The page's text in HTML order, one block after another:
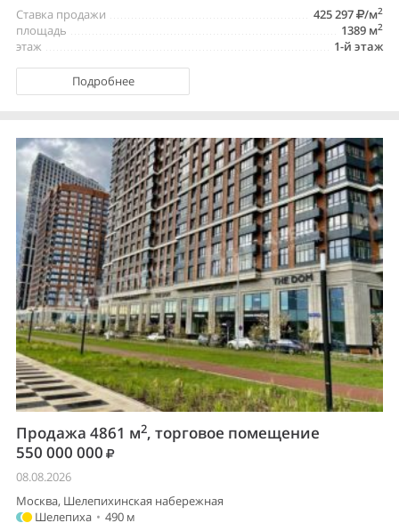
425 297
/м2
Ставка продажи
1389 м2
площадь
1-й этаж
этаж
Подробнее
Продажа 4861 м2, торговое помещение
550 000 000
08.08.2026
Москва, Шелепихинская набережная
Шелепиха • 490 м